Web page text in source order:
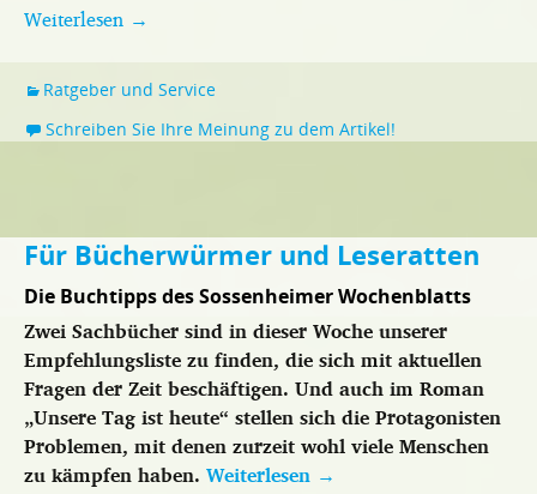
Weiterlesen →
Ratgeber und Service
Schreiben Sie Ihre Meinung zu dem Artikel!
Für Bücherwürmer und Leseratten
Die Buchtipps des Sossenheimer Wochenblatts
Zwei Sachbücher sind in dieser Woche unserer
Empfehlungsliste zu finden, die sich mit aktuellen
Fragen der Zeit beschäftigen. Und auch im Roman
„Unsere Tag ist heute“ stellen sich die Protagonisten
Problemen, mit denen zurzeit wohl viele Menschen
zu kämpfen haben. Weiterlesen →